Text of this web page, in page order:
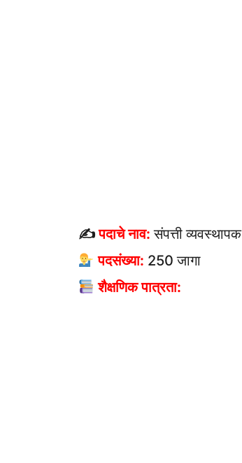
✍पदाचे नाव: संपत्ती व्यवस्थापक
पदसंख्या: 250 जागा
शैक्षणिक पात्रता: